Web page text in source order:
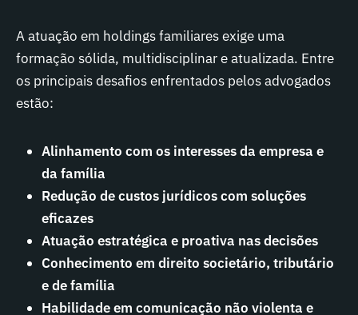
A atuação em holdings familiares exige uma
formação sólida, multidisciplinar e atualizada. Entre
os principais desafios enfrentados pelos advogados
estão:
Alinhamento com os interesses da empresa e
da família
Redução de custos jurídicos com soluções
eficazes
Atuação estratégica e proativa nas decisões
Conhecimento em direito societário, tributário
e de família
Habilidade em comunicação não violenta e